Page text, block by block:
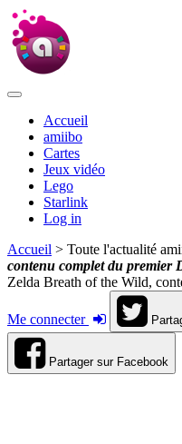
Accueil
amiibo
Cartes
Jeux vidéo
Lego
Starlink
Log in
Accueil > Toute l'actualité
contenu complet du premier
Zelda Breath of the Wild,
Me connecter
Partager sur Facebook